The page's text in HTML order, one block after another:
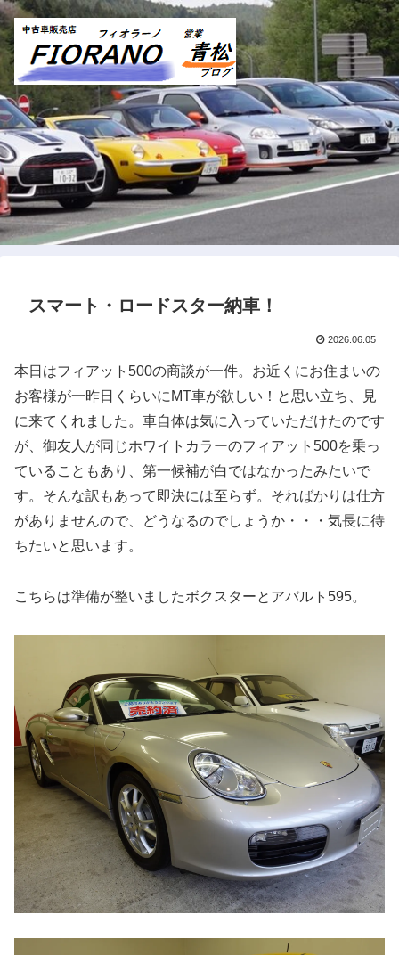
スマート・ロードスター納車！
2026.06.05
本日はフィアット500の商談が一件。お近くにお住まいの
お客様が一昨日くらいにMT車が欲しい！と思い立ち、見
に来てくれました。車自体は気に入っていただけたのです
が、御友人が同じホワイトカラーのフィアット500を乗っ
ていることもあり、第一候補が白ではなかったみたいで
す。そんな訳もあって即決には至らず。そればかりは仕方
がありませんので、どうなるのでしょうか・・・気長に待
ちたいと思います。
こちらは準備が整いましたボクスターとアバルト595。